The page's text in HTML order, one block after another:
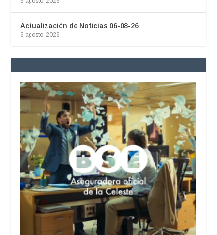
Actualización de Noticias 06-08-26
6 agosto, 2026